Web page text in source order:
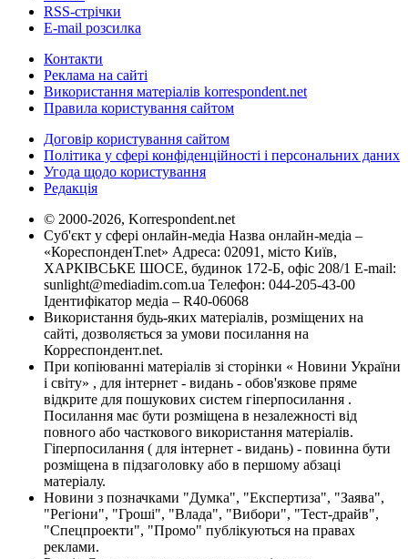
RSS-стрічки
E-mail розсилка
Контакти
Реклама на сайті
Використання матеріалів korrespondent.net
Правила користування сайтом
Договір користування сайтом
Політика у сфері конфіденційності і персональних даних
Угода щодо користування
Редакція
© 2000-2026, Korrespondent.net
Суб'єкт у сфері онлайн-медіа Назва онлайн-медіа –
«КореспонденТ.net» Адреса: 02091, місто Київ,
ХАРКІВСЬКЕ ШОСЕ, будинок 172-Б, офіс 208/1 E-mail:
sunlight@mediadim.com.ua Телефон: 044-205-43-00
Ідентифікатор медіа – R40-06068
Використання будь-яких матеріалів, розміщених на
сайті, дозволяється за умови посилання на
Корреспондент.net.
При копіюванні матеріалів зі сторінки « Новини України
і світу» , для інтернет - видань - обов'язкове пряме
відкрите для пошукових систем гіперпосилання .
Посилання має бути розміщена в незалежності від
повного або часткового використання матеріалів.
Гіперпосилання ( для інтернет - видань) - повинна бути
розміщена в підзаголовку або в першому абзаці
матеріалу.
Новини з позначками "Думка", "Експертиза", "Заява",
"Регіони", "Гроші", "Влада", "Вибори", "Тест-драйв",
"Спецпроекти", "Промо" публікуються на правах
реклами.